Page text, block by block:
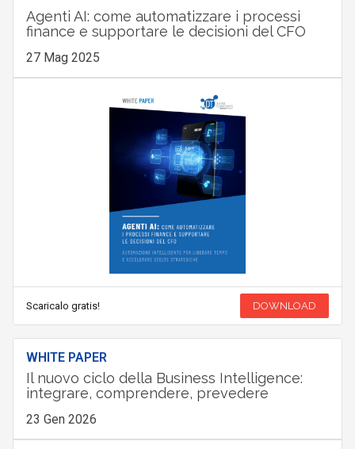
Agenti AI: come automatizzare i processi
finance e supportare le decisioni del CFO
27 Mag 2025
Scaricalo gratis! DOWNLOAD
WHITE PAPER
Il nuovo ciclo della Business Intelligence:
integrare, comprendere, prevedere
23 Gen 2026